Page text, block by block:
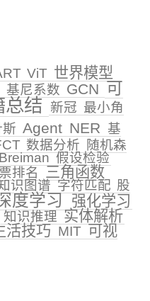
ViT 世界模型
基尼系数 GCN 可
总结 新冠 最小角
斯 Agent NER 基
数据分析
随机森
假设检验
排名 三角函数
识图谱字符匹配 股
度学习 强化学习
知识推理 实体解析
活技巧 MIT 可视